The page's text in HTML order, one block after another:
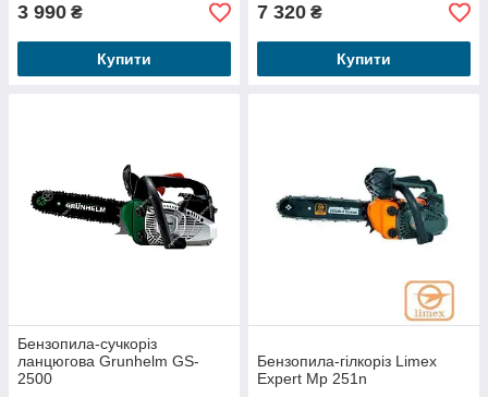
3 990 ₴
Купити
7 320 ₴
Купити
Бензопила-сучкоріз
ланцюгова Grunhelm GS-
2500
Бензопила-гілкоріз Limex
Expert Mp 251n